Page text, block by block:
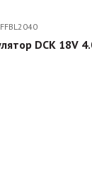
FFBL2040
DCK 18V